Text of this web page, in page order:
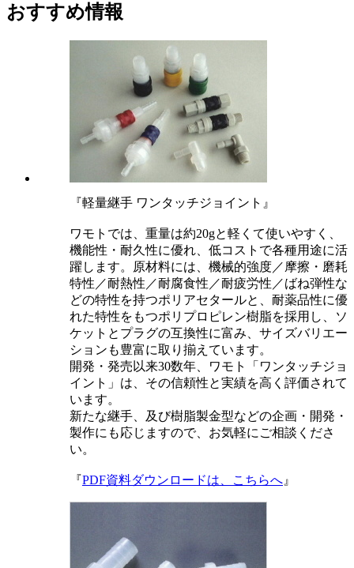
おすすめ情報
『軽量継手 ワンタッチジョイント』
ワモトでは、重量は約20gと軽くて使いやすく、
機能性・耐久性に優れ、低コストで各種用途に活
躍します。原材料には、機械的強度／摩擦・磨耗
特性／耐熱性／耐腐食性／耐疲労性／ばね弾性な
どの特性を持つポリアセタールと、耐薬品性に優
れた特性をもつポリプロピレン樹脂を採用し、ソ
ケットとプラグの互換性に富み、サイズバリエー
ションも豊富に取り揃えています。
開発・発売以来30数年、ワモト「ワンタッチジョ
イント」は、その信頼性と実績を高く評価されて
います。
新たな継手、及び樹脂製金型などの企画・開発・
製作にも応じますので、お気軽にご相談くださ
い。
『PDF資料ダウンロードは、こちらへ 』